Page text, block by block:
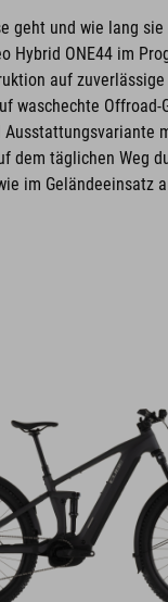
geht und wie lang
Hybrid ONE44 im
auf
waschechte Offroad-
dem täglichen Weg
im Geländeeinsatz